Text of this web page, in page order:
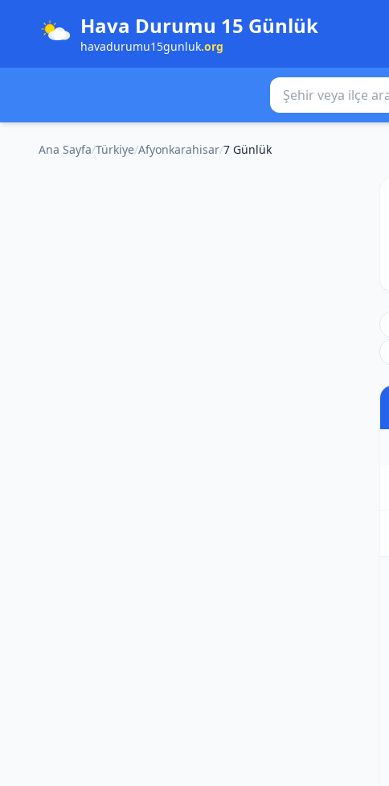
Hava Durumu 15 Günlük
havadurumu15gunluk.org
Şehir veya ilçe ara
Ana Sayfa/Türkiye/Afyonkarahisar/7 Günlük